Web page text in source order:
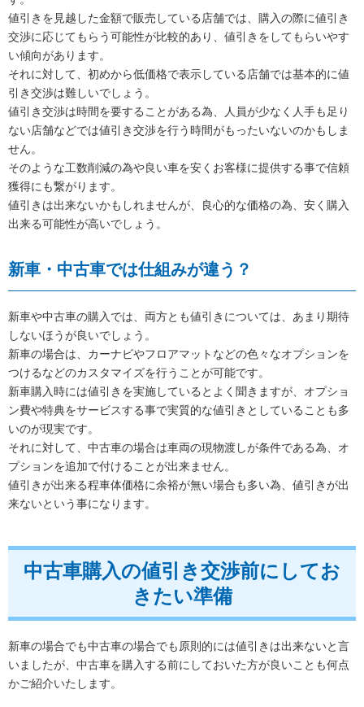
値引きを見越した金額で販売している店舗では、購入の際に値引き
交渉に応じてもらう可能性が比較的あり、値引きをしてもらいやす
い傾向があります。
それに対して、初めから低価格で表示している店舗では基本的に値
引き交渉は難しいでしょう。
値引き交渉は時間を要することがある為、人員が少なく人手も足り
ない店舗などでは値引き交渉を行う時間がもったいないのかもしま
せん。
そのような工数削減の為や良い車を安くお客様に提供する事で信頼
獲得にも繋がります。
値引きは出来ないかもしれませんが、良心的な価格の為、安く購入
出来る可能性が高いでしょう。
新車・中古車では仕組みが違う？
新車や中古車の購入では、両方とも値引きについては、あまり期待
しないほうが良いでしょう。
新車の場合は、カーナビやフロアマットなどの色々なオプションを
つけるなどのカスタマイズを行うことが可能です。
新車購入時には値引きを実施しているとよく聞きますが、オプショ
ン費や特典をサービスする事で実質的な値引きとしていることも多
いのが現実です。
それに対して、中古車の場合は車両の現物渡しが条件である為、オ
プションを追加で付けることが出来ません。
値引きが出来る程車体価格に余裕が無い場合も多い為、値引きが出
来ないという事になります。
中古車購入の値引き交渉前にしてお
きたい準備
新車の場合でも中古車の場合でも原則的には値引きは出来ないと言
いましたが、中古車を購入する前にしておいた方が良いことも何点
かご紹介いたします。